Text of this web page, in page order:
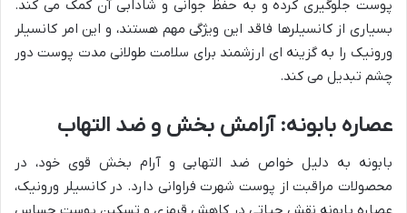
پوست جلوگیری کرده و به حفظ جوانی و شادابی آن کمک می کند.
بسیاری از کانسیلرها فاقد این ویژگی مهم هستند، و این امر کانسیلر
ورونیک را به گزینه ای ارزشمند برای سلامت طولانی مدت پوست دور
چشم تبدیل می کند.
عصاره بابونه: آرامش بخش و ضد التهاب
بابونه به دلیل خواص ضد التهابی و آرام بخش قوی خود، در
محصولات مراقبت از پوست شهرت فراوانی دارد. در کانسیلر ورونیک،